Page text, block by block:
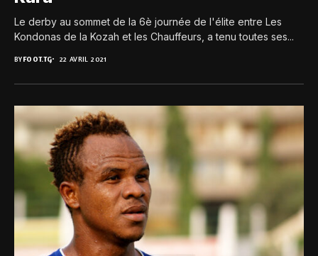
Le derby au sommet de la 6è journée de l'élite entre Les
Kondonas de la Kozah et les Chauffeurs, a tenu toutes ses...
BYFOOT.TG 22 AVRIL 2021